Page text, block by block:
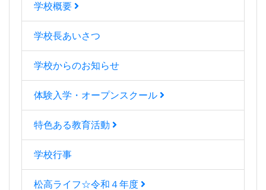
学校概要
学校長あいさつ
学校からのお知らせ
体験入学・オープンスクール
特色ある教育活動
学校行事
松高ライフ☆令和４年度